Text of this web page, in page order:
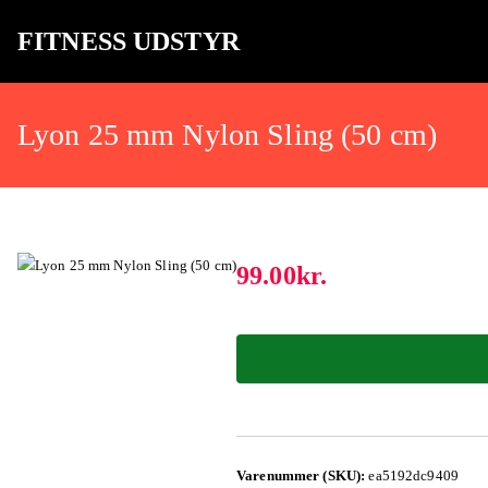
FITNESS UDSTYR
Lyon 25 mm Nylon Sling (50 cm)
99.00kr.
Varenummer (SKU):ea5192dc9409